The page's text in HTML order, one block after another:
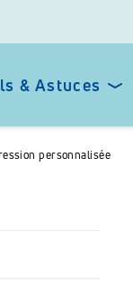
& Astuces
personnalisée